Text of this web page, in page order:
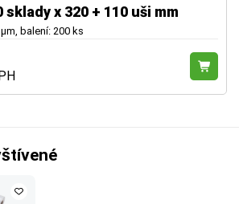
sklady x 320 + 110 uši mm
balení: 200 ks